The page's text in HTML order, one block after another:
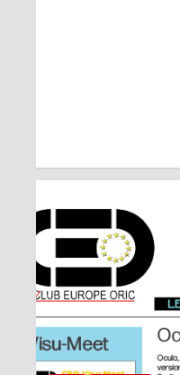
ff